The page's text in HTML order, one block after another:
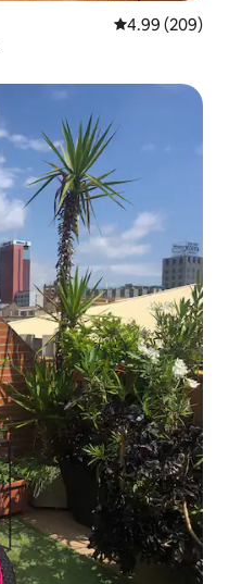
Calificación
4.99 (209)